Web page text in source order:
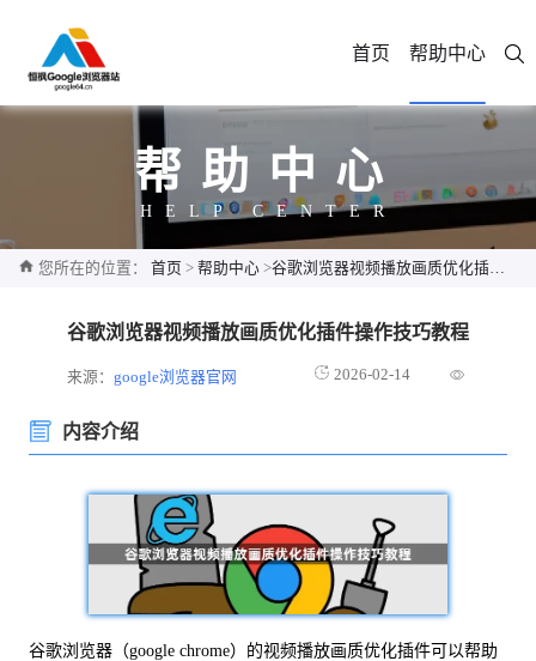
首页 帮助中心
帮助中心
HELP CENTER
您所在的位置： 首页 > 帮助中心 >谷歌浏览器视频播放画质优化插件操作技巧教程
谷歌浏览器视频播放画质优化插件操作技巧教程
来源：google浏览器官网 2026-02-14
内容介绍
谷歌浏览器（google chrome）的视频播放画质优化插件可以帮助